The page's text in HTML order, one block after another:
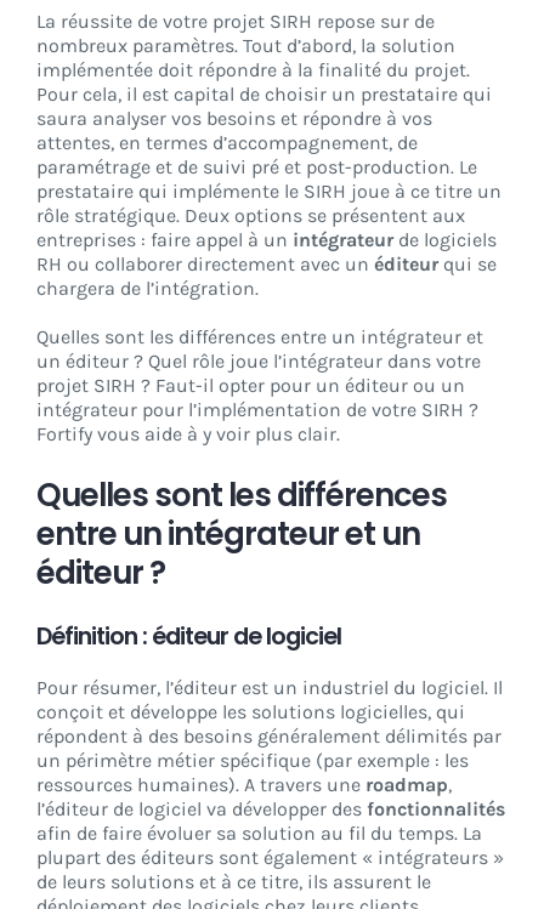
CONNEXION
La réussite de votre projet SIRH repose sur de
nombreux paramètres. Tout d’abord, la solution
implémentée doit répondre à la finalité du projet.
Pour cela, il est capital de choisir un prestataire qui
saura analyser vos besoins et répondre à vos
attentes, en termes d’accompagnement, de
paramétrage et de suivi pré et post-production. Le
prestataire qui implémente le SIRH joue à ce titre un
rôle stratégique. Deux options se présentent aux
entreprises : faire appel à un intégrateurde logiciels
RH ou collaborer directement avec un éditeurqui se
chargera de l’intégration.
Quelles sont les différences entre un intégrateur et
un éditeur ? Quel rôle joue l’intégrateur dans votre
projet SIRH ? Faut-il opter pour un éditeur ou un
intégrateur pour l’implémentation de votre SIRH ?
Fortify vous aide à y voir plus clair.
Quelles sont les différences
entre un intégrateur et un
éditeur ?
Définition : éditeur de logiciel
Pour résumer, l’éditeur est un industriel du logiciel. Il
conçoit et développe les solutions logicielles, qui
répondent à des besoins généralement délimités par
un périmètre métier spécifique (par exemple : les
ressources humaines). A travers une roadmap,
l’éditeur de logiciel va développer des fonctionnalités
afin de faire évoluer sa solution au fil du temps. La
plupart des éditeurs sont également « intégrateurs »
de leurs solutions et à ce titre, ils assurent le